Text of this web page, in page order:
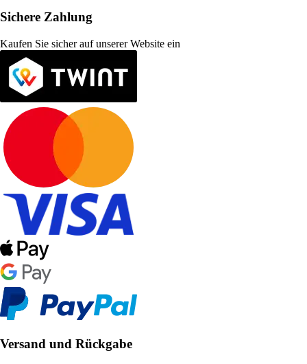
Sichere Zahlung
Kaufen Sie sicher auf unserer Website ein
Versand und Rückgabe